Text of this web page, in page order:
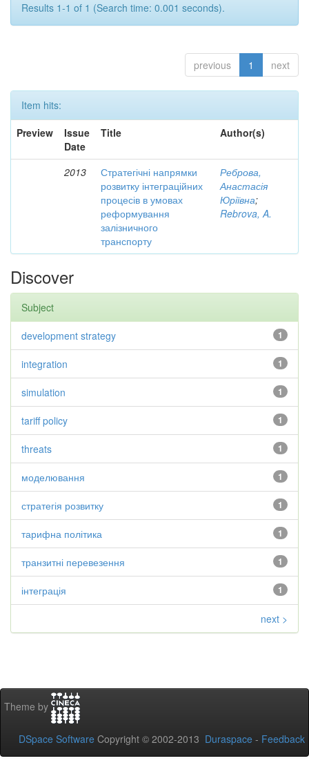
Results 1-1 of 1 (Search time: 0.001 seconds).
previous 1 next
Item hits:
Preview
Issue
Date
Title Author(s)
2013
Стратегічні напрямки
розвитку інтеграційних
процесів в умовах
реформування
залізничного
транспорту
Реброва,
Анастасія
Юріївна;
Rebrova, A.
Discover
Subject
1
development strategy
1
integration
1
simulation
1
tariff policy
1
threats
1
моделювання
1
стратегія розвитку
1
тарифна політика
1
транзитні перевезення
1
інтеграція
next >
Theme by
DSpace Software Copyright © 2002-2013 Duraspace - Feedback